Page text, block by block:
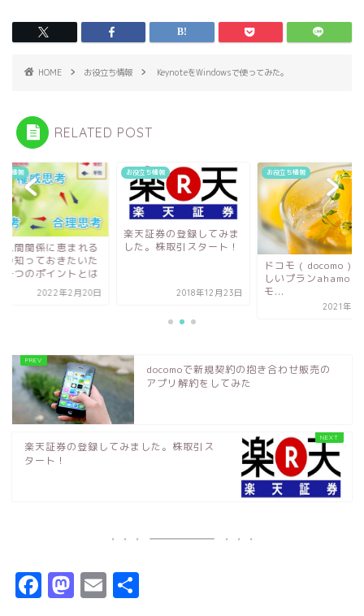
b
o
o
o
d
o
HOME お役立ち情報 KeynoteをWindowsで使ってみた。
RELATED POST
ち情報
証券の登録してみま
。株取引スタート！
2018年12月23日
お役立ち情報 お役立ち情報
良い人間関係に恵ま
ための知っておきた
った一つのポイント
docomoで新規契約の抱き合わせ販売の
アプリ解約をしてみた
楽天証券の登録してみました。株取引ス
タート！
F M E